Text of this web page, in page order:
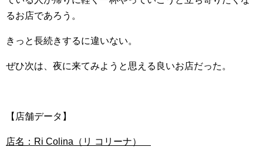
るお店であろう。
きっと長続きするに違いない。
ぜひ次は、夜に来てみようと思える良いお店だった。
【店舗データ】
店名：Ri Colina（リ コリーナ）